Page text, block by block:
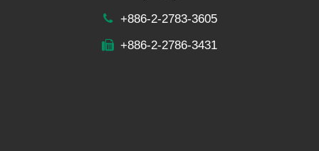
+886-2-2783-3605
+886-2-2786-3431